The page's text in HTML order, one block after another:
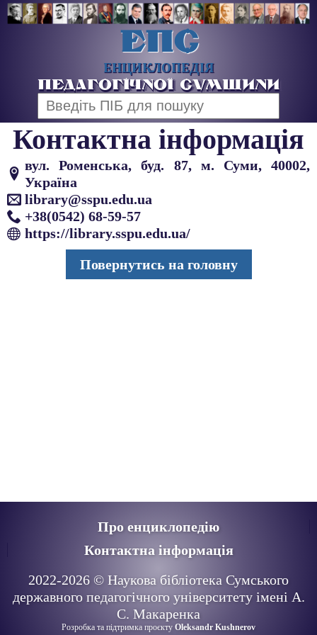
ЕПС
ЕНЦИКЛОПЕДІЯ
ПЕДАГОГІЧНОЇ СУМЩИНИ
Контактна інформація
вул. Роменська, буд. 87, м. Суми, 40002,
Україна
library@sspu.edu.ua
+38(0542) 68-59-57
https://library.sspu.edu.ua/
Повернутись на головну
Про енциклопедію
Контактна інформація
2022-2026 © Наукова бібліотека Сумського
державного педагогічного університету імені А.
С. Макаренка
Розробка та підтримка проєкту Oleksandr Kushnerov